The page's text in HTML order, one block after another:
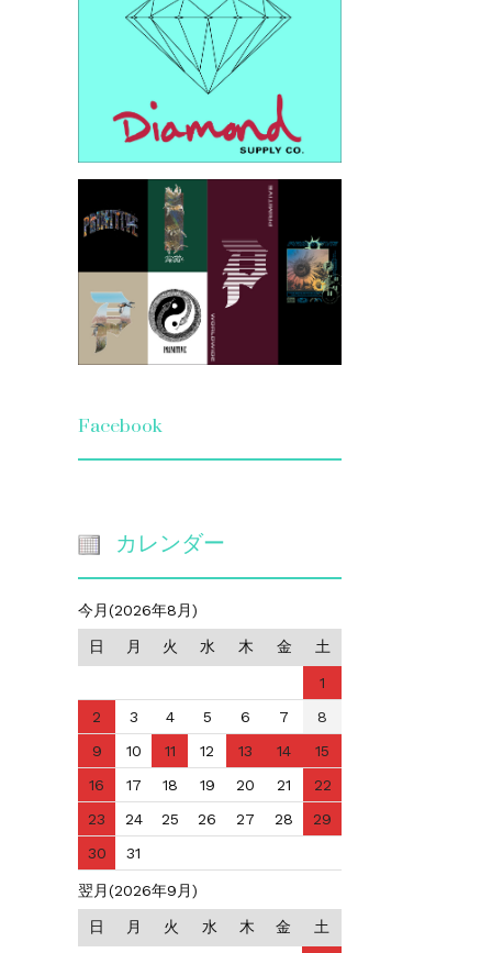
Facebook
カレンダー
今月(2026年8月)
日 月 火 水 木 金 土
1
2
3 4 5 6 7
8
9
10 11 12 13 14
15
16
17 18 19 20 21
22
23
24 25 26 27 28
29
30
31
翌月(2026年9月)
日 月 火 水 木 金 土